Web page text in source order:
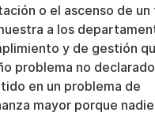
o el ascenso de un
a los
y de gestión
problema no
en un problema de
mayor porque